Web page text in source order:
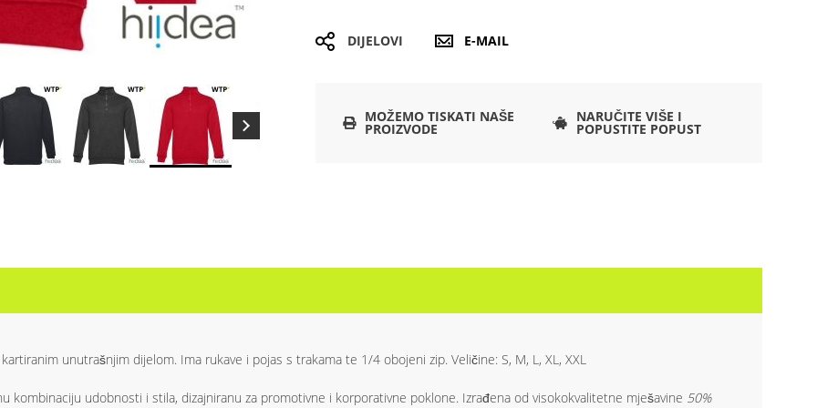
DIJELOVI E-MAIL
MOŽEMO TISKATI NAŠE
PROIZVODE
NARUČITE VIŠE I
POPUSTITE POPUST
unutrašnjim dijelom. Ima rukave i pojas s trakama te 1/4 obojeni zip. Veličine: S, M, L, XL, XXL
kombinaciju udobnosti i stila, dizajniranu za promotivne i korporativne poklone. Izrađena od visokokvalitetne mješavine 50%